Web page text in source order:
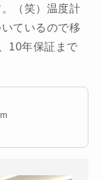
（笑）温度計
ているので移
10年保証まで